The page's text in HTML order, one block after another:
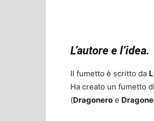
L’autore e l’idea.
Il fumetto è scritto da
Ha creato un fumetto
(Dragonero e